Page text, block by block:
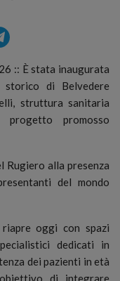
:: È stata inaugurata
di Belvedere
struttura sanitaria
promosso
Rugiero alla presenza
del mondo
oggi con spazi
dedicati in
dei pazienti in età
di integrare